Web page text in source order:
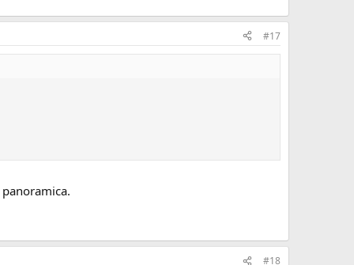
#17
#18